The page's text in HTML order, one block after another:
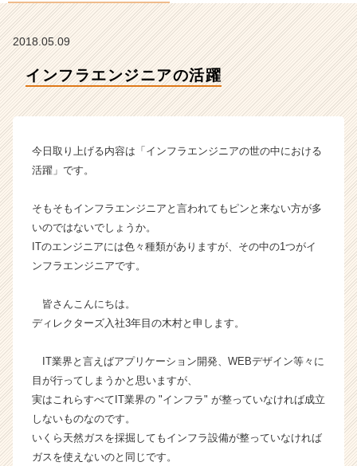
式
ィ
レ
ズ
イ
ム
ラ
ン】
ン
ャ
ー・
成
長
業
か
2018.05.09
インフラエンジニアの活躍
今日取り上げる内容は「インフラエンジニアの世の中における
活躍」です。
そもそもインフラエンジニアと言われてもピンと来ない方が多
いのではないでしょうか。
ITのエンジニアには色々種類がありますが、その中の1つがイ
ンフラエンジニアです。
皆さんこんにちは。
ディレクターズ入社3年目の木村と申します。
IT業界と言えばアプリケーション開発、WEBデザイン等々に
目が行ってしまうかと思いますが、
実はこれらすべてIT業界の "インフラ" が整っていなければ成立
しないものなのです。
いくら天然ガスを採掘してもインフラ設備が整っていなければ
ガスを使えないのと同じです。